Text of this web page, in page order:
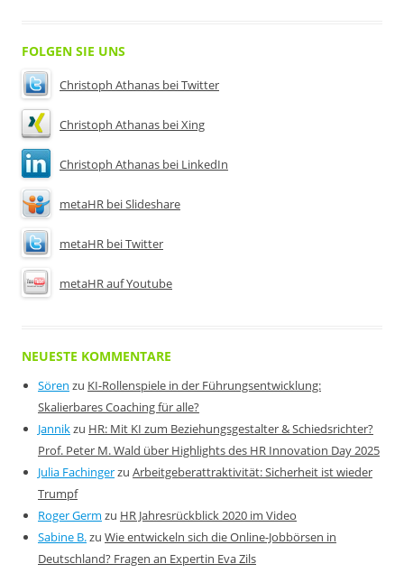
FOLGEN SIE UNS
Christoph Athanas bei Twitter
Christoph Athanas bei Xing
Christoph Athanas bei LinkedIn
metaHR bei Slideshare
metaHR bei Twitter
metaHR auf Youtube
NEUESTE KOMMENTARE
Sören zu KI-Rollenspiele in der Führungsentwicklung:
Skalierbares Coaching für alle?
Jannikzu HR: Mit KI zum Beziehungsgestalter & Schiedsrichter?
Prof. Peter M. Wald über Highlights des HR Innovation Day 2025
Julia Fachingerzu Arbeitgeberattraktivität: Sicherheit ist wieder
Trumpf
Roger Germ zu HR Jahresrückblick 2020 im Video
Sabine B.zu Wie entwickeln sich die Online-Jobbörsen in
Deutschland? Fragen an Expertin Eva Zils